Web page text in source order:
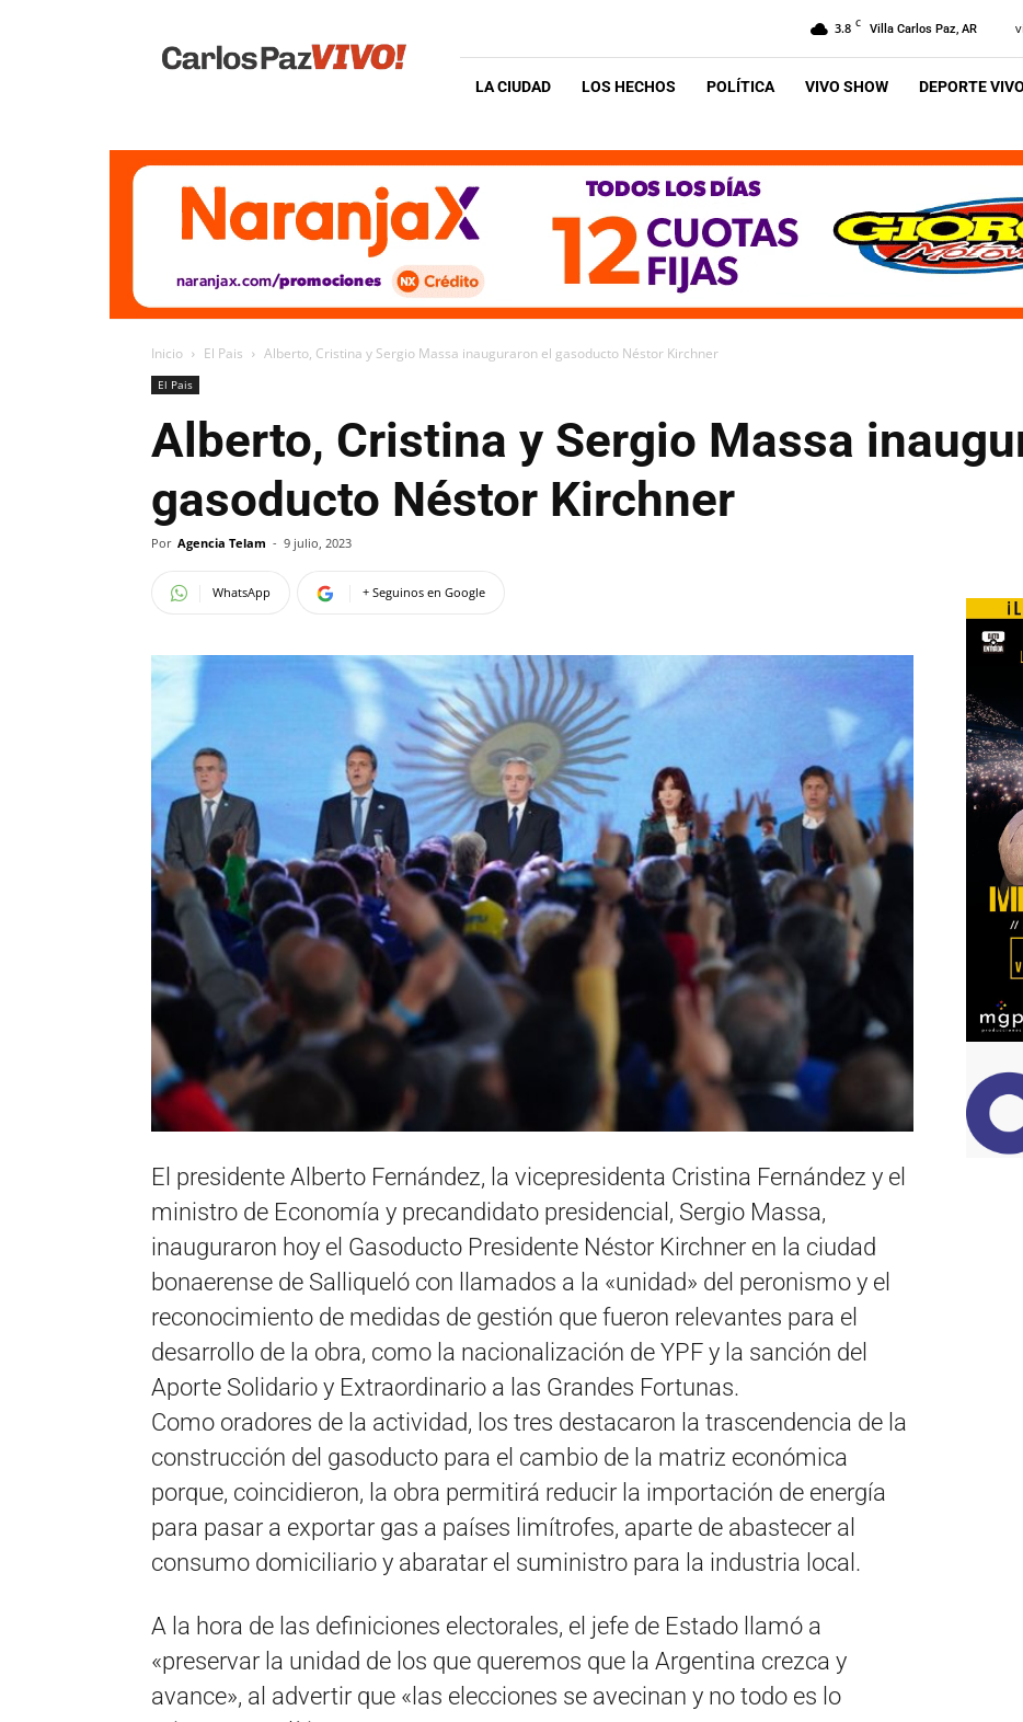
Vivo
3.8 C Villa Carlos Paz, AR
LA CIUDAD LOS HECHOS POLÍTICA VIVO SHOW DEPORTE VIVO
Inicio El Pais Alberto, Cristina y Sergio Massa inauguraron el gasoducto Néstor Kirchner
El Pais
Alberto, Cristina y Sergio Massa
gasoducto Néstor Kirchner
Por Agencia Telam - 9 julio, 2023
WhatsApp + Seguinos en Google
El presidente Alberto Fernández, la vicepresidenta Cristina Fernández y el
ministro de Economía y precandidato presidencial, Sergio Massa,
inauguraron hoy el Gasoducto Presidente Néstor Kirchner en la ciudad
bonaerense de Salliqueló con llamados a la «unidad» del peronismo y el
reconocimiento de medidas de gestión que fueron relevantes para el
desarrollo de la obra, como la nacionalización de YPF y la sanción del
Aporte Solidario y Extraordinario a las Grandes Fortunas.
Como oradores de la actividad, los tres destacaron la trascendencia de la
construcción del gasoducto para el cambio de la matriz económica
porque, coincidieron, la obra permitirá reducir la importación de energía
para pasar a exportar gas a países limítrofes, aparte de abastecer al
consumo domiciliario y abaratar el suministro para la industria local.
A la hora de las definiciones electorales, el jefe de Estado llamó a
«preservar la unidad de los que queremos que la Argentina crezca y
avance», al advertir que «las elecciones se avecinan y no todo es lo